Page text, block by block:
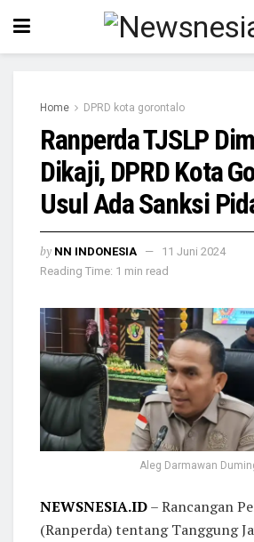
Home DPRD kota gorontalo
Ranperda TJSLP
Dikaji, DPRD Kota
Usul Ada Sanksi
by NN INDONESIA
11 Juni 2024
Reading Time: 1 min read
Aleg Darmawan
NEWSNESIA.ID– Rancangan
(Ranperda) tentang Tanggung